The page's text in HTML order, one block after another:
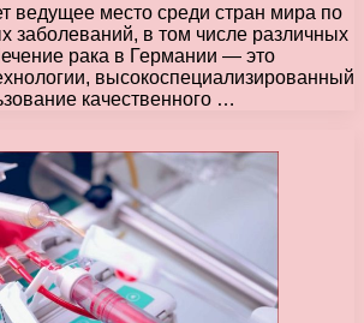
ведущее место среди стран мира по
заболеваний, в том числе различных
рака в Германии — это
высокоспециализированный
качественного …